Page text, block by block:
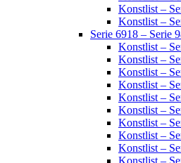
Konstlist –
Konstlist –
Serie 6918 – Serie
Konstlist –
Konstlist –
Konstlist –
Konstlist –
Konstlist –
Konstlist –
Konstlist –
Konstlist –
Konstlist –
Konstlist –